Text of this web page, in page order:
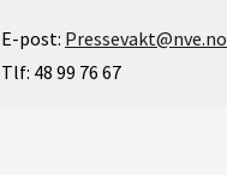
E-post: Pressevakt@nve.no
Tlf: 48 99 76 67